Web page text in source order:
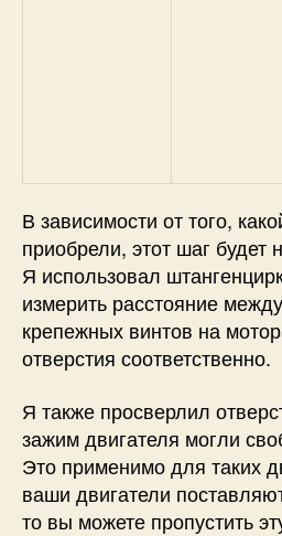
В зависимости от того,
приобрели, этот шаг будет
Я использовал
измерить расстояние
крепежных винтов на
отверстия соответственно.
Я также просверлил
зажим двигателя могли
Это применимо для таких
ваши двигатели
то вы можете пропустить